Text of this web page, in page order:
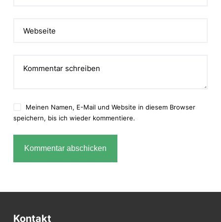
Webseite
Kommentar schreiben
Meinen Namen, E-Mail und Website in diesem Browser
speichern, bis ich wieder kommentiere.
Kommentar abschicken
Kontakt